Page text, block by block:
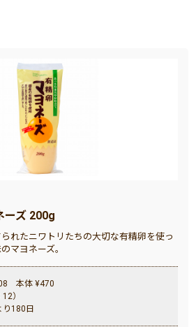
ーズ 200g
れたニワトリたちの大切な有精卵を使っ
マヨネーズ。
本体 ¥470
）
り180日